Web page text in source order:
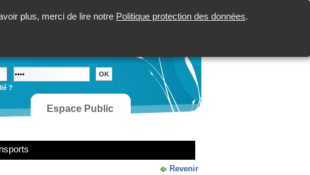
plus, merci de lire notre Politique protection des données.
?
Espace Public
Revenir